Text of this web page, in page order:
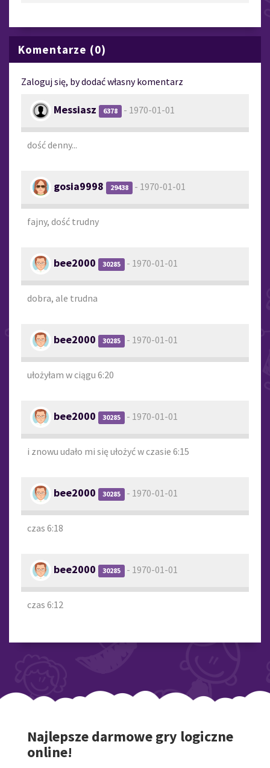
Komentarze (0)
Zaloguj się, by dodać własny komentarz
Messiasz 6378 - 1970-01-01
dość denny...
gosia9998 29438 - 1970-01-01
fajny, dość trudny
bee2000 30285 - 1970-01-01
dobra, ale trudna
bee2000 30285 - 1970-01-01
ułożyłam w ciągu 6:20
bee2000 30285 - 1970-01-01
i znowu udało mi się ułożyć w czasie 6:15
bee2000 30285 - 1970-01-01
czas 6:18
bee2000 30285 - 1970-01-01
czas 6:12
Najlepsze darmowe gry logiczne
online!